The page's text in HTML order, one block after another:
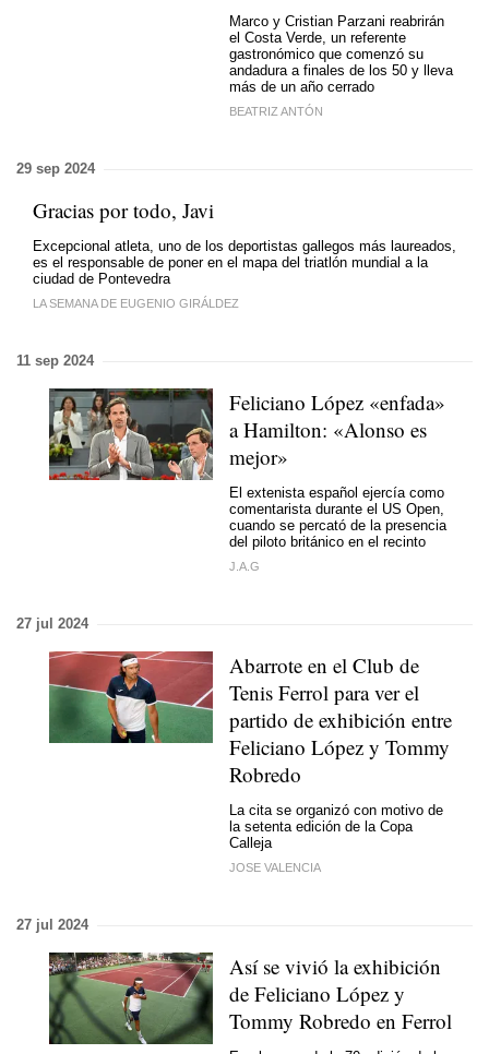
Marco y Cristian Parzani reabrirán
el Costa Verde, un referente
gastronómico que comenzó su
andadura a finales de los 50 y lleva
más de un año cerrado
BEATRIZ ANTÓN
29 sep 2024
Gracias por todo, Javi
Excepcional atleta, uno de los deportistas gallegos más laureados,
es el responsable de poner en el mapa del triatlón mundial a la
ciudad de Pontevedra
LA SEMANA DE EUGENIO GIRÁLDEZ
11 sep 2024
Feliciano López «enfada»
a Hamilton: «Alonso es
mejor»
El extenista español ejercía como
comentarista durante el US Open,
cuando se percató de la presencia
del piloto británico en el recinto
J.A.G
27 jul 2024
Abarrote en el Club de
Tenis Ferrol para ver el
partido de exhibición entre
Feliciano López y Tommy
Robredo
La cita se organizó con motivo de
la setenta edición de la Copa
Calleja
JOSE VALENCIA
27 jul 2024
Así se vivió la exhibición
de Feliciano López y
Tommy Robredo en Ferrol